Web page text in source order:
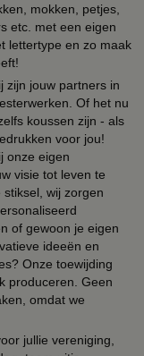
mokken, petjes,
etc. met een eigen
lettertype en zo maak
zijn jouw partners in
Of het nu
koussen zijn - als
voor jou!
onze eigen
visie tot leven te
wij zorgen
of gewoon je eigen
ideeën en
Onze toewijding
produceren. Geen
omdat we
jullie vereniging,